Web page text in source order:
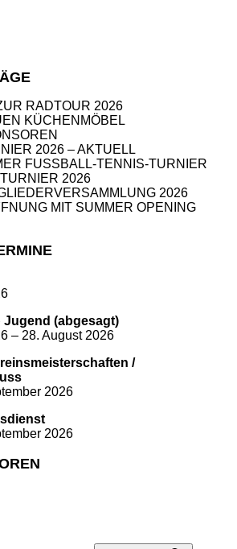
RADTOUR 2026
KÜCHENMÖBEL
2026 – AKTUELL
FUSSBALL-TENNIS-TURNIER
2026
2026
MIT SUMMER OPENING
Jugend (abgesagt)
– 28. August 2026
/
2026
2026